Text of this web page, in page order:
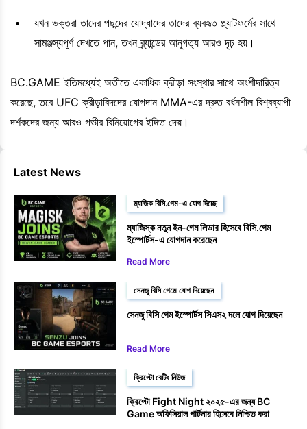
যখন ভক্তরা তাদের পছন্দের যোদ্ধাদের তাদের ব্যবহৃত প্ল্যাটফর্মের সাথে
সামঞ্জস্যপূর্ণ দেখতে পান, তখন ব্র্যান্ডের আনুগত্য আরও দৃঢ় হয়।
BC.GAME ইতিমধ্যেই অতীতে একাধিক ক্রীড়া সংস্থার সাথে অংশীদারিত্ব
করেছে, তবে UFC ক্রীড়াবিদদের যোগদান MMA-এর দ্রুত বর্ধনশীল বিশ্বব্যাপী
দর্শকদের জন্য আরও গভীর বিনিয়োগের ইঙ্গিত দেয়।
Latest News
ম্যাজিক বিসি.গেম-এ যোগ দিচ্ছে
ম্যাজিস্ক নতুন ইন-গেম লিডার হিসেবে বিসি.গেম
ইস্পোর্টস-এ যোগদান করেছেন
Read More
সেনজু বিসি গেমে যোগ দিয়েছেন
সেনজু বিসি গেম ইস্পোর্টস সিএস২ দলে যোগ দিয়েছেন
Read More
ক্রিপ্টো বেটিং নিউজ
ক্রিপ্টো Fight Night ২০২৫-এর জন্য BC
Game অফিসিয়াল পার্টনার হিসেবে নিশ্চিত করা